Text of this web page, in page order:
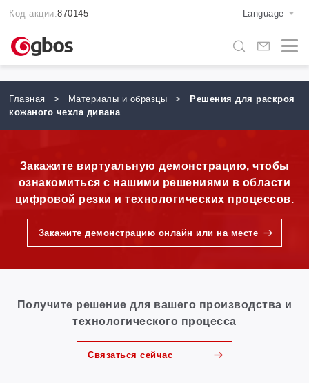
Код акции:870145 Language
Главная > Материалы и образцы >
Решения для раскроя
кожаного чехла дивана
Закажите виртуальную демонстрацию, чтобы
ознакомиться с нашими решениями в области
цифровой резки и технологических процессов.
Закажите демонстрацию онлайн или на месте
Получите решение для вашего производства и
технологического процесса
Связаться сейчас